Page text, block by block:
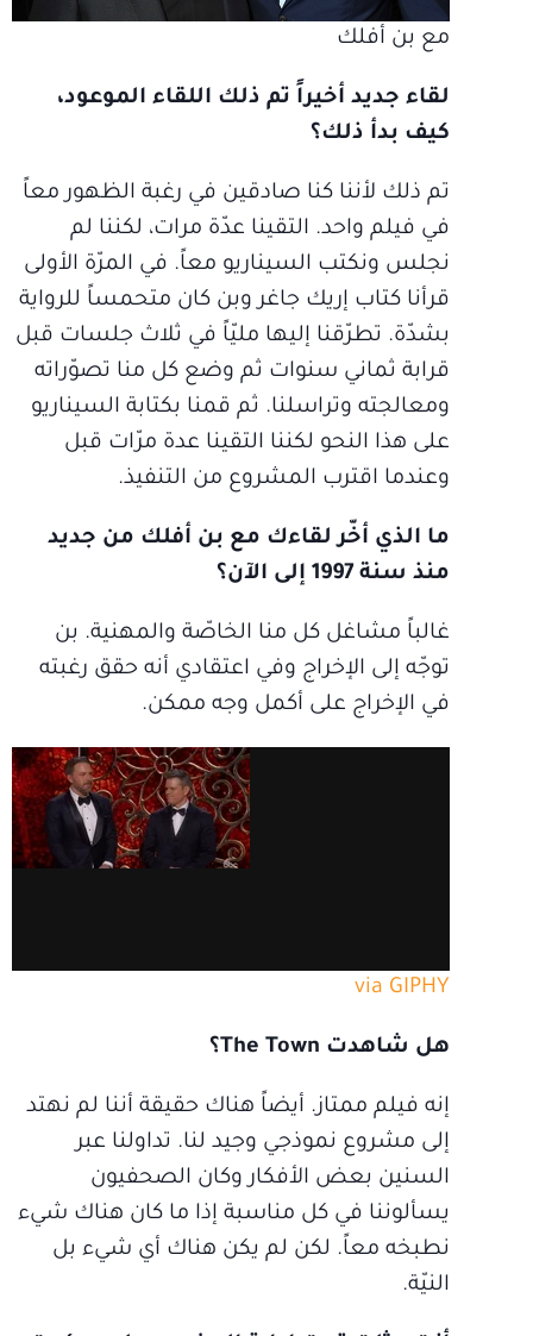
مع بن أفلك
لقاء جديد أخيراً تم ذلك اللقاء الموعود،
كيف بدأ ذلك؟
تم ذلك لأننا كنا صادقين في رغبة الظهور معاً
في فيلم واحد. التقينا عدّة مرات، لكننا لم
نجلس ونكتب السيناريو معاً. في المرّة الأولى
قرأنا كتاب إريك جاغر وبن كان متحمساً للرواية
بشدّة. تطرّقنا إليها مليّاً في ثلاث جلسات قبل
قرابة ثماني سنوات ثم وضع كل منا تصوّراته
ومعالجته وتراسلنا. ثم قمنا بكتابة السيناريو
على هذا النحو لكننا التقينا عدة مرّات قبل
وعندما اقترب المشروع من التنفيذ.
ما الذي أخّر لقاءك مع بن أفلك من جديد
منذ سنة 1997 إلى الآن؟
غالباً مشاغل كل منا الخاصّة والمهنية. بن
توجّه إلى الإخراج وفي اعتقادي أنه حقق رغبته
في الإخراج على أكمل وجه ممكن.
via GIPHY
هل شاهدت The Town؟
إنه فيلم ممتاز. أيضاً هناك حقيقة أننا لم نهتد
إلى مشروع نموذجي وجيد لنا. تداولنا عبر
السنين بعض الأفكار وكان الصحفيون
يسألوننا في كل مناسبة إذا ما كان هناك شيء
نطبخه معاً. لكن لم يكن هناك أي شيء بل
النيّة.